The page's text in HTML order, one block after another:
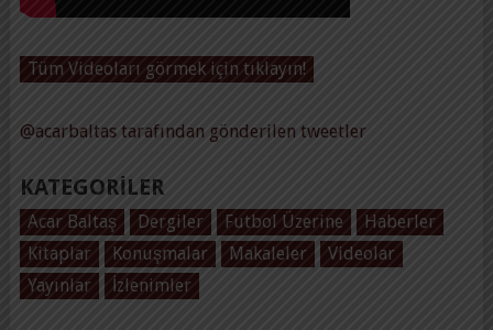
Tüm Videoları görmek için tıklayın!
@acarbaltas tarafından gönderilen tweetler
KATEGORILER
Acar Baltaş Dergiler Futbol Üzerine
Haberler
Kitaplar
Konuşmalar Makaleler
Videolar
Yayınlar
İzlenimler